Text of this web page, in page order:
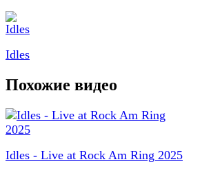
Idles
Похожие видео
Idles - Live at Rock Am Ring 2025